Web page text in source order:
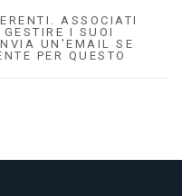
ASSOCIATI
I SUOI
UN'EMAIL SE
PER QUESTO